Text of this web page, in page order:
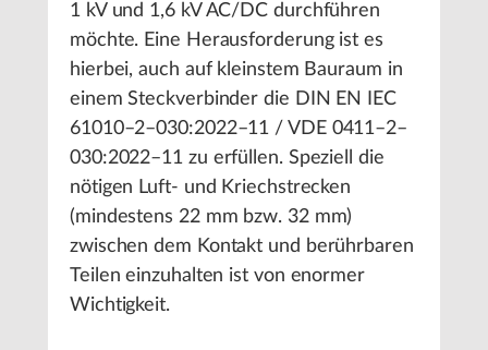
1 kV und 1,6 kV AC/DC durchführen
möchte. Eine Herausforderung ist es
hierbei, auch auf kleinstem Bauraum in
einem Steckverbinder die DIN EN IEC
61010–2–030:2022–11 / VDE 0411–2–
030:2022–11 zu erfüllen. Speziell die
nötigen Luft- und Kriechstrecken
(mindestens 22 mm bzw. 32 mm)
zwischen dem Kontakt und berührbaren
Teilen einzuhalten ist von enormer
Wichtigkeit.